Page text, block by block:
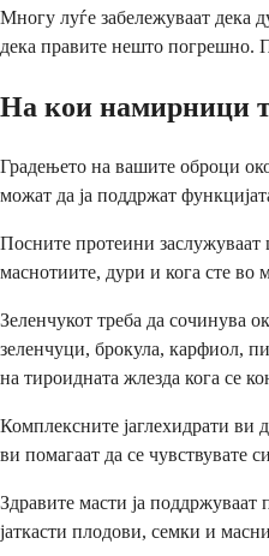
Многу луѓе забележуваат дека
дека правите нешто погрешно.
На кои намирници
Градењето на вашите оброци
можат да ја поддржат
Посните протеини заслужуваат
маснотиите, дури и кога сте во
Зеленчукот треба да сочинува
зеленчуци, брокула, карфиол,
на тироидната жлезда кога се
Комплексните јаглехидрати ви
ви помагаат да се чувствувате
Здравите масти ја
јаткасти плодови, семки и